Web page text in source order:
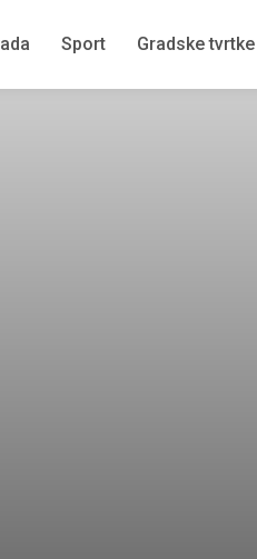
Sport Gradske